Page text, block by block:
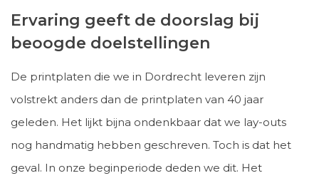
Contact
Ervaring geeft de doorslag bij
beoogde doelstellingen
De printplaten die we in Dordrecht leveren zijn
volstrekt anders dan de printplaten van 40 jaar
geleden. Het lijkt bijna ondenkbaar dat we lay-outs
nog handmatig hebben geschreven. Toch is dat het
geval. In onze beginperiode deden we dit. Het